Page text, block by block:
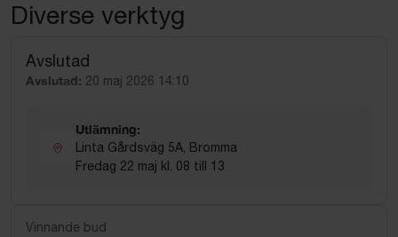
Diverse verktyg
Avslutad
Avslutad: 20 maj 2026 14:10
Utlämning:
Linta Gårdsväg 5A, Bromma
Fredag 22 maj kl. 08 till 13
Vinnande bud